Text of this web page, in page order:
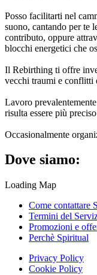
Posso facilitarti nel
suono, cantando per te
contributo, oppure
blocchi energetici che
Il Rebirthing ti offre
vecchi traumi e conflitti
Lavoro
risulta essere più
Occasionalmente
Dove siamo:
Loading Map
Come contattare
Termini del
Promozioni e
Perchè Spiritual
Privacy Policy
Cookie Policy